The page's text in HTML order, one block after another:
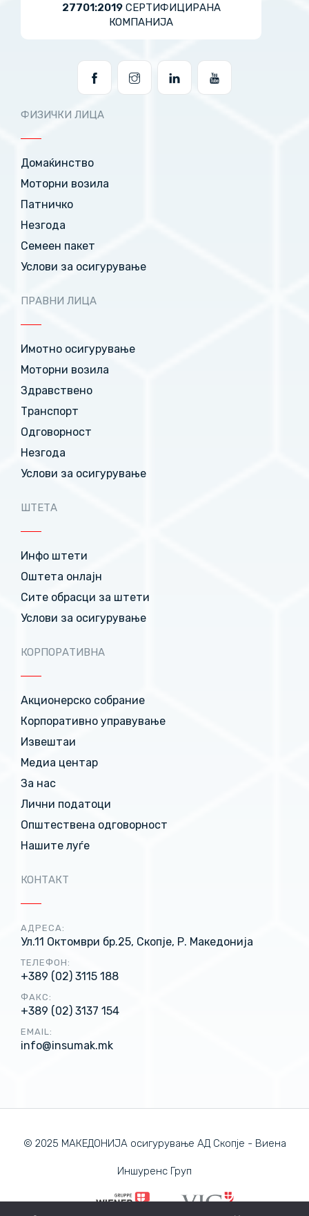
27701:2019СЕРТИФИЦИРАНА
КОМПАНИЈА
ФИЗИЧКИ ЛИЦА
Домаќинство
Моторни возила
Патничко
Незгода
Семеен пакет
Услови за осигурување
ПРАВНИ ЛИЦА
Имотно осигурување
Моторни возила
Здравствено
Транспорт
Одговорност
Незгода
Услови за осигурување
ШТЕТА
Инфо штети
Оштета онлајн
Сите обрасци за штети
Услови за осигурување
КОРПОРАТИВНА
Акционерско собрание
Корпоративно управување
Извештаи
Медиа центар
За нас
Лични податоци
Општествена одговорност
Нашите луѓе
КОНТАКТ
АДРЕСА:
Ул.11 Октомври бр.25, Скопје, Р. Македонија
ТЕЛЕФОН:
+389 (02) 3115 188
ФАКС:
+389 (02) 3137 154
EMAIL:
info@insumak.mk
© 2025 МАКЕДОНИЈА осигурување АД Скопје - Виена
Иншуренс Груп